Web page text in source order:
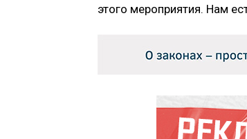
этого мероприятия. Нам